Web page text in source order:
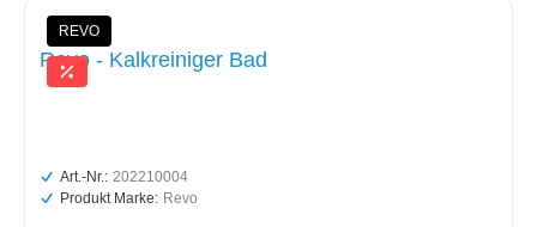
REVO
Revo - Kalkreiniger Bad
Art.-Nr.: 202210004
Produkt Marke: Revo